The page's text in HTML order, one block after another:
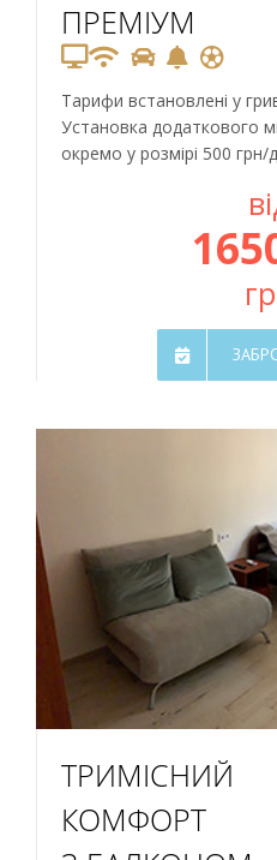
ПРЕМІУМ
Тарифи встановлені у
Установка додаткового
окремо у розмірі 500 грн/
ТРИМІСНИЙ
КОМФОРТ